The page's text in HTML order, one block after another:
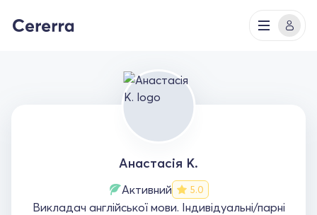
Анастасія К.
Активний 5.0
Викладач англійської мови. Індивідуальні/парні